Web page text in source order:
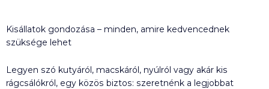
Kisállatok gondozása – minden, amire kedvencednek
szüksége lehet
Legyen szó kutyáról, macskáról, nyúlról vagy akár kis
rágcsálókról, egy közös biztos: szeretnénk a legjobbat